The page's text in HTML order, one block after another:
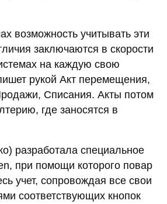
возможность учитывать эти
заключаются в скорости
на каждую свою
рукой Акт перемещения,
Списания. Акты потом
где заносятся в
разработала специальное
при помощи которого повар
учет, сопровождая все свои
соответствующих кнопок